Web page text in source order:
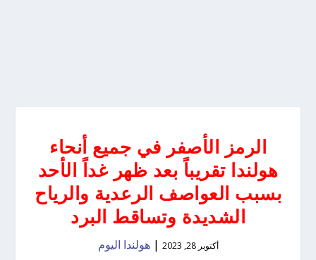
الرمز الأصفر في جميع أنحاء
هولندا تقريباً بعد ظهر غداً الأحد
بسبب العواصف الرعدية والرياح
الشديدة وتساقط البرد
أكتوبر 28, 2023 |هولندا اليوم